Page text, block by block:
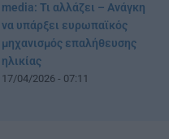
media: Τι αλλάζει – Ανάγκη
να υπάρξει ευρωπαϊκός
μηχανισμός επαλήθευσης
ηλικίας
17/04/2026 - 07:11